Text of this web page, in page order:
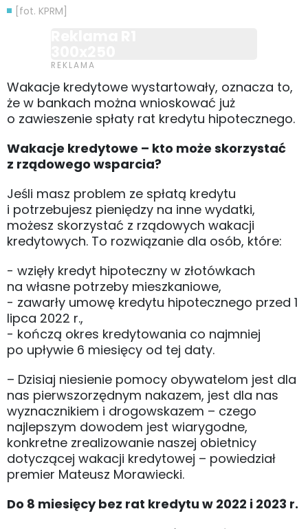
[fot. KPRM]
Wakacje kredytowe wystartowały, oznacza to,
że w bankach można wnioskować już
o zawieszenie spłaty rat kredytu hipotecznego.
Wakacje kredytowe – kto może skorzystać
z rządowego wsparcia?
Jeśli masz problem ze spłatą kredytu
i potrzebujesz pieniędzy na inne wydatki,
możesz skorzystać z rządowych wakacji
kredytowych. To rozwiązanie dla osób, które:
- wzięły kredyt hipoteczny w złotówkach
na własne potrzeby mieszkaniowe,
- zawarły umowę kredytu hipotecznego przed 1
lipca 2022 r.,
- kończą okres kredytowania co najmniej
po upływie 6 miesięcy od tej daty.
– Dzisiaj niesienie pomocy obywatelom jest dla
nas pierwszorzędnym nakazem, jest dla nas
wyznacznikiem i drogowskazem – czego
najlepszym dowodem jest wiarygodne,
konkretne zrealizowanie naszej obietnicy
dotyczącej wakacji kredytowej – powiedział
premier Mateusz Morawiecki.
Do 8 miesięcy bez rat kredytu w 2022 i 2023 r.